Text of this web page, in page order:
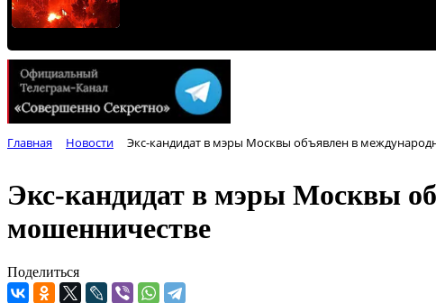
Главная Новости Экс-кандидат в мэры Москвы объявлен в
Экс-кандидат в мэры Москвы
мошенничестве
Поделиться